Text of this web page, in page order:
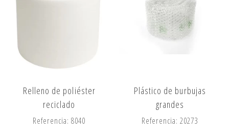
Relleno de poliéster
reciclado
Referencia: 8040
Plástico de burbujas
grandes
Referencia: 20273